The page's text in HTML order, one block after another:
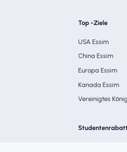
Top -Ziele
USA Essim
China Essim
Europa Essim
Kanada Essim
Vereinigtes